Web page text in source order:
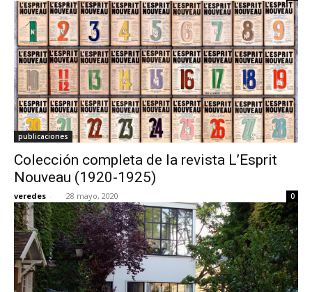
publicaciones
Colección completa de la revista L’Esprit
Nouveau (1920-1925)
veredes - 28 mayo, 2020 0